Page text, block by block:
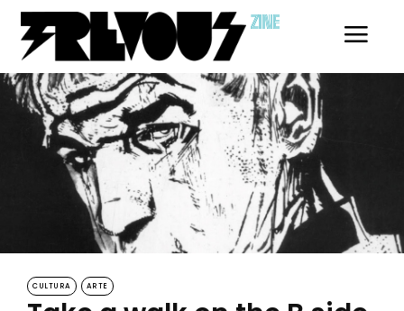
ZINE
CULTURA ARTE